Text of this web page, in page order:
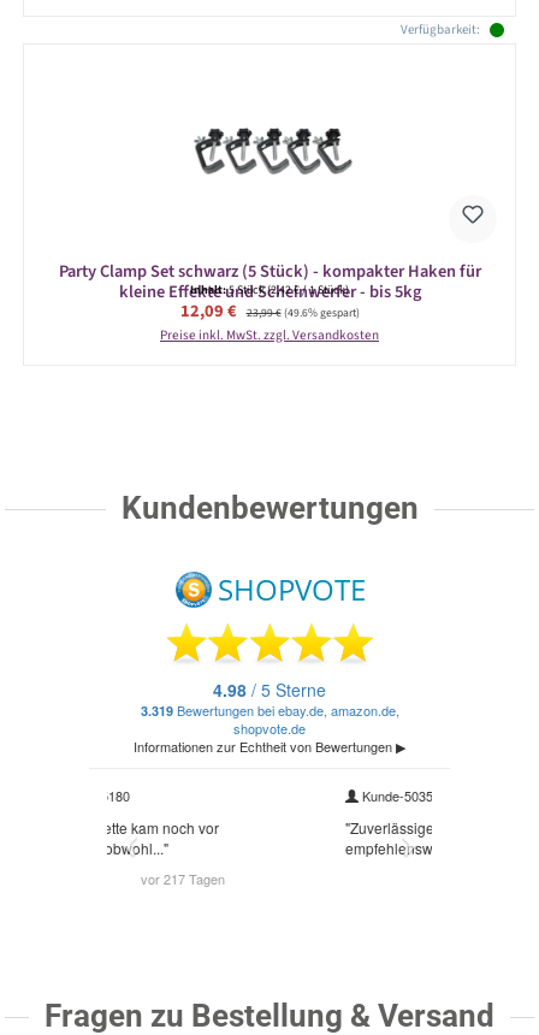
Verfügbarkeit:
Party Clamp Set schwarz (5 Stück) - kompakter Haken für
kleine Effekte und Scheinwerfer - bis 5kg
Inhalt:5 Stück(2,42 € / 1 Stück)
Verkaufspreis:
12,09 € Regulärer Preis:
23,99 €(49.6% gespart)
Preise inkl. MwSt. zzgl. Versandkosten
Kundenbewertungen
Fragen zu Bestellung & Versand